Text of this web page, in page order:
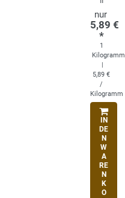
5,89 €
*
1
Kilogramm
5,89 €
/
Kilogramm
IN
DE
N
W
A
RE
N
K
O